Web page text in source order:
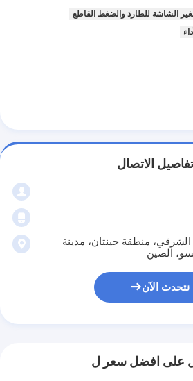
الشاشة للطارد والضغط القاطع
تفاصيل الاتصال
الشرقي، منطقة جينتان، مدينة
الصين
نتحدث الآن
على افضل سعر ل